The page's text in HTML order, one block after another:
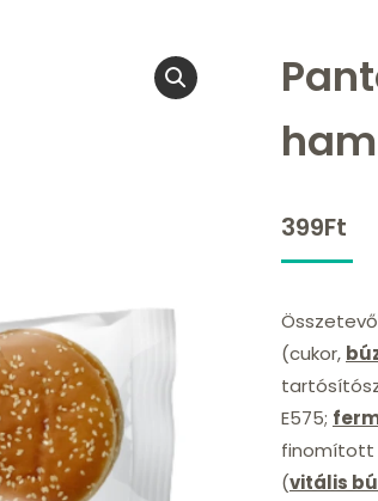
399Ft
(cukor,
E575;
finomított
(vitális